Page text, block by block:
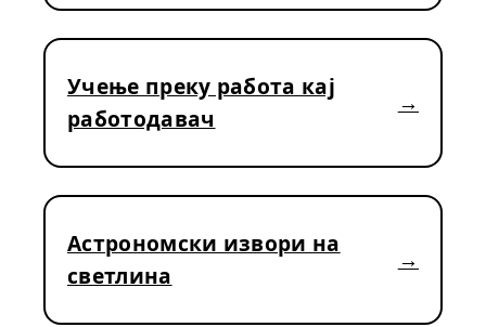
Учење преку работа кај
работодавач
Астрономски извори на
светлина